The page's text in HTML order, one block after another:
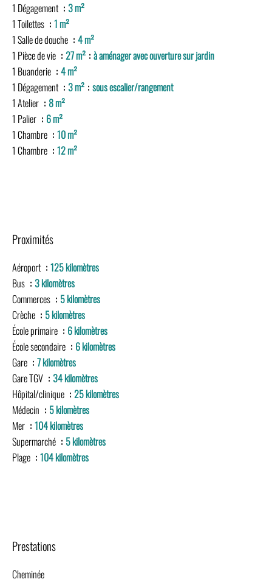
1 Dégagement
3 m²
1 Toilettes
1 m²
1 Salle de douche
4 m²
1 Pièce de vie
27 m² à aménager avec ouverture sur jardin
1 Buanderie
4 m²
1 Dégagement
3 m² sous escalier/rangement
1 Atelier
8 m²
1 Palier
6 m²
1 Chambre
10 m²
1 Chambre
12 m²
Proximités
Aéroport
125 kilomètres
Bus
3 kilomètres
Commerces
5 kilomètres
Crèche
5 kilomètres
École primaire
6 kilomètres
École secondaire
6 kilomètres
Gare
7 kilomètres
Gare TGV
34 kilomètres
Hôpital/clinique
25 kilomètres
Médecin
5 kilomètres
Mer
104 kilomètres
Supermarché
5 kilomètres
Plage
104 kilomètres
Prestations
Cheminée